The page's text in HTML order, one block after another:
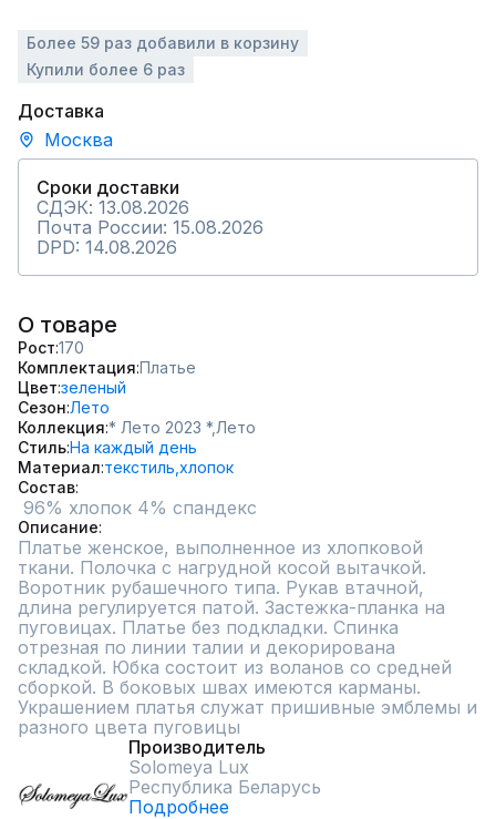
Более 59 раз добавили в корзину
Купили более 6 раз
Доставка
Москва
Сроки доставки
СДЭК: 13.08.2026
Почта России: 15.08.2026
DPD: 14.08.2026
О товаре
Рост 170
Комплектация Платье
Цвет зеленый
Сезон Лето
Коллекция * Лето 2023 *, Лето
СтильНа каждый день
Материал текстиль, хлопок
Состав
96% хлопок 4% спандекс
Описание
Платье женское, выполненное из хлопковой
ткани. Полочка с нагрудной косой вытачкой.
Воротник рубашечного типа. Рукав втачной,
длина регулируется патой. Застежка-планка на
пуговицах. Платье без подкладки. Спинка
отрезная по линии талии и декорирована
складкой. Юбка состоит из воланов со средней
сборкой. В боковых швах имеются карманы.
Украшением платья служат пришивные эмблемы и
разного цвета пуговицы
Производитель
Solomeya Lux
Республика Беларусь
Подробнее